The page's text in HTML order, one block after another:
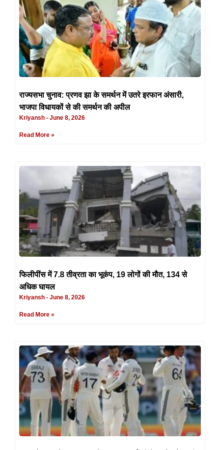
राज्यसभा चुनाव: प्रणव झा के समर्थन में उतरे इरफान अंसारी,
भाजपा विधायकों से की समर्थन की अपील
Kriyansh June 8, 2026
Read More »
फिलीपींस में 7.8 तीव्रता का भूकंप, 19 लोगों की मौत, 134 से
अधिक घायल
Kriyansh June 8, 2026
Read More »